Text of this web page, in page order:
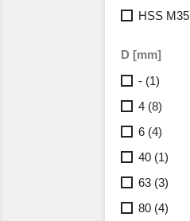
HSS M35
D [mm]
- (1)
4 (8)
6 (4)
40 (1)
63 (3)
80 (4)